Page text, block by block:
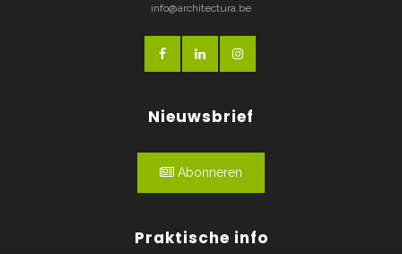
info@architectura.be
Nieuwsbrief
Abonneren
Praktische info